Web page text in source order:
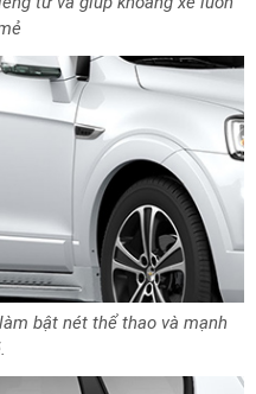
bật nét thể thao và mạnh